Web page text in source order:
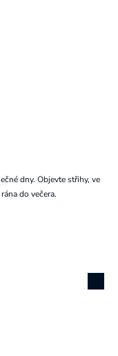
dny. Objevte střihy, ve
do večera.